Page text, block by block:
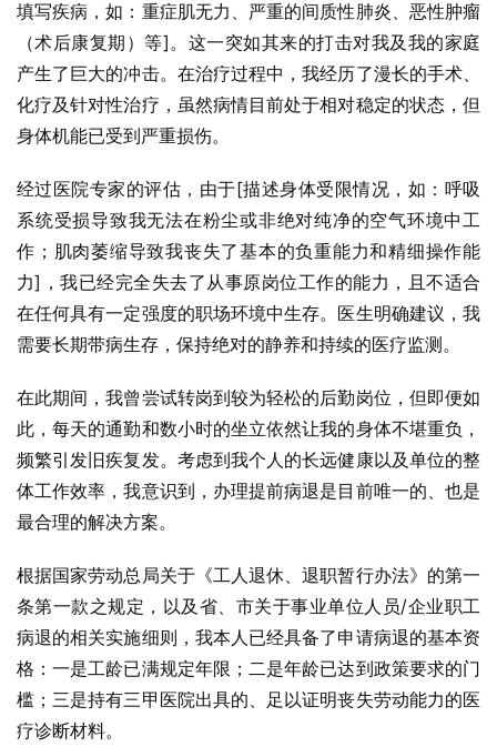
填写疾病，如：重症肌无力、严重的间质性肺炎、恶性肿瘤
（术后康复期）等]。这一突如其来的打击对我及我的家庭
产生了巨大的冲击。在治疗过程中，我经历了漫长的手术、
化疗及针对性治疗，虽然病情目前处于相对稳定的状态，但
身体机能已受到严重损伤。
经过医院专家的评估，由于[描述身体受限情况，如：呼吸
系统受损导致我无法在粉尘或非绝对纯净的空气环境中工
作；肌肉萎缩导致我丧失了基本的负重能力和精细操作能
力]，我已经完全失去了从事原岗位工作的能力，且不适合
在任何具有一定强度的职场环境中生存。医生明确建议，我
需要长期带病生存，保持绝对的静养和持续的医疗监测。
在此期间，我曾尝试转岗到较为轻松的后勤岗位，但即便如
此，每天的通勤和数小时的坐立依然让我的身体不堪重负，
频繁引发旧疾复发。考虑到我个人的长远健康以及单位的整
体工作效率，我意识到，办理提前病退是目前唯一的、也是
最合理的解决方案。
根据国家劳动总局关于《工人退休、退职暂行办法》的第一
条第一款之规定，以及省、市关于事业单位人员/企业职工
病退的相关实施细则，我本人已经具备了申请病退的基本资
格：一是工龄已满规定年限；二是年龄已达到政策要求的门
槛；三是持有三甲医院出具的、足以证明丧失劳动能力的医
疗诊断材料。